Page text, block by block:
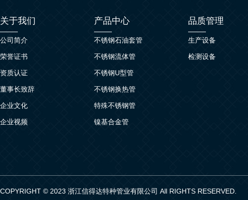
关于我们
公司简介
荣誉证书
资质认证
董事长致辞
企业文化
企业视频
产品中心
不锈钢石油套管
不锈钢流体管
不锈钢U型管
不锈钢换热管
特殊不锈钢管
镍基合金管
品质管理
生产设备
检测设备
COPYRIGHT © 2023 浙江信得达特种管业有限公司 All RIGHTS RESERVED.